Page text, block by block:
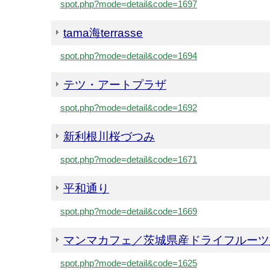
spot.php?mode=detail&code=1697
tama海terrasse
spot.php?mode=detail&code=1694
テツ・アートプラザ
spot.php?mode=detail&code=1692
新利根川桜づつみ
spot.php?mode=detail&code=1671
平和通り
spot.php?mode=detail&code=1669
マンマカフェ／茨城県産ドライフルー
spot.php?mode=detail&code=1625